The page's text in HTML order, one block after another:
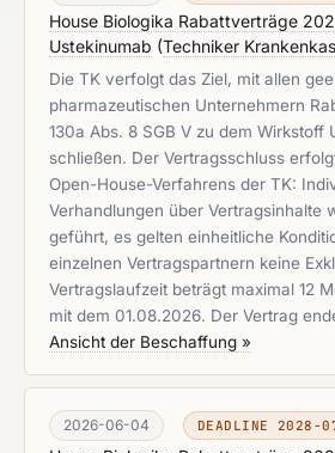
House Biologika Rabattverträge
Ustekinumab (Techniker
Die TK verfolgt das Ziel, mit allen
pharmazeutischen Unternehmern
130a Abs. 8 SGB V zu dem Wirkstoff
schließen. Der Vertragsschluss
Open-House-Verfahrens der TK:
Verhandlungen über Vertragsinhalte
geführt, es gelten einheitliche
einzelnen Vertragspartnern keine
Vertragslaufzeit beträgt maximal 12
mit dem 01.08.2026. Der Vertrag
Ansicht der Beschaffung »
2026-06-04 DEADLINE 2028-